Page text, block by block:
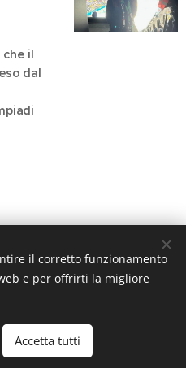
il
dal
Cookies
il corretto funzionamento
e per offrirti la migliore
Accetta tutti